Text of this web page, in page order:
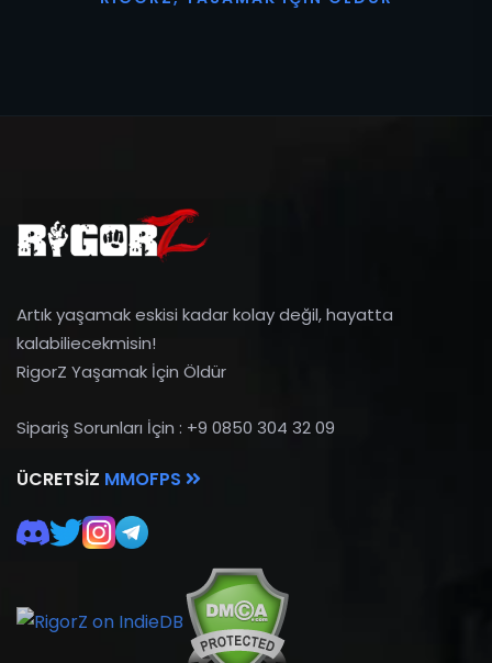
Artık yaşamak eskisi kadar kolay değil, hayatta
kalabiliecekmisin!
RigorZ Yaşamak İçin Öldür
Sipariş Sorunları İçin : +9 0850 304 32 09
ÜCRETSIZ MMOFPS